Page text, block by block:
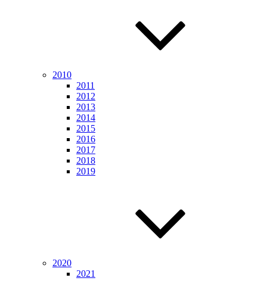
2010
2011
2012
2013
2014
2015
2016
2017
2018
2019
2020
2021